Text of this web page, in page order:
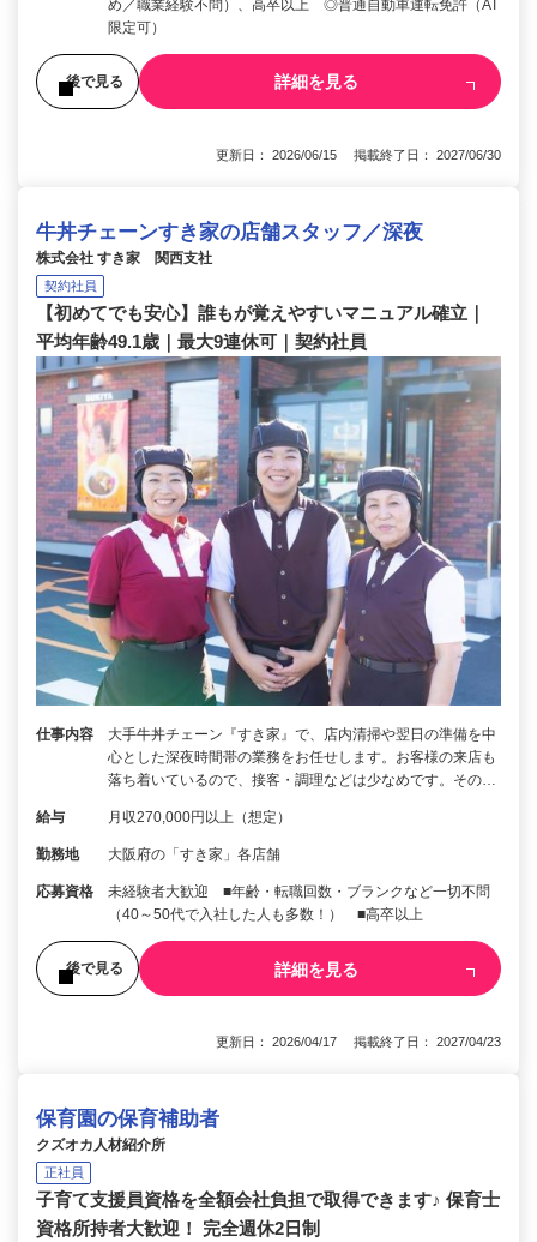
め／職業経験不問）、高卒以上 ◎普通自動車運転免許（AT
限定可）
後で見る 詳細を見る
更新日： 2026/06/15 掲載終了日： 2027/06/30
牛丼チェーンすき家の店舗スタッフ／深夜
株式会社 すき家 関西支社
契約社員
【初めてでも安心】誰もが覚えやすいマニュアル確立｜
平均年齢49.1歳｜最大9連休可｜契約社員
仕事内容
大手牛丼チェーン『すき家』で、店内清掃や翌日の準備を中
心とした深夜時間帯の業務をお任せします。お客様の来店も
落ち着いているので、接客・調理などは少なめです。その…
給与 月収270,000円以上（想定）
勤務地 大阪府の「すき家」各店舗
応募資格
未経験者大歓迎 ■年齢・転職回数・ブランクなど一切不問
（40～50代で入社した人も多数！） ■高卒以上
後で見る 詳細を見る
更新日： 2026/04/17 掲載終了日： 2027/04/23
保育園の保育補助者
クズオカ人材紹介所
正社員
子育て支援員資格を全額会社負担で取得できます♪ 保育士
資格所持者大歓迎！ 完全週休2日制